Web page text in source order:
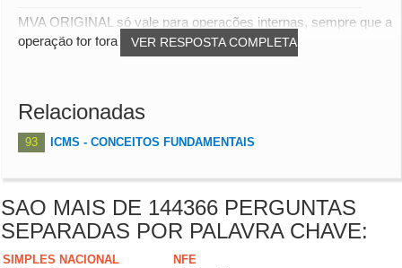
VER RESPOSTA COMPLETA
MVA ORIGINAL só vale para operações internas, sempre que a
operação for fora do estado é obrigatório...
Relacionadas
93 ICMS - CONCEITOS FUNDAMENTAIS
SAO MAIS DE 144366 PERGUNTAS
SEPARADAS POR PALAVRA CHAVE:
SIMPLES NACIONAL NFE